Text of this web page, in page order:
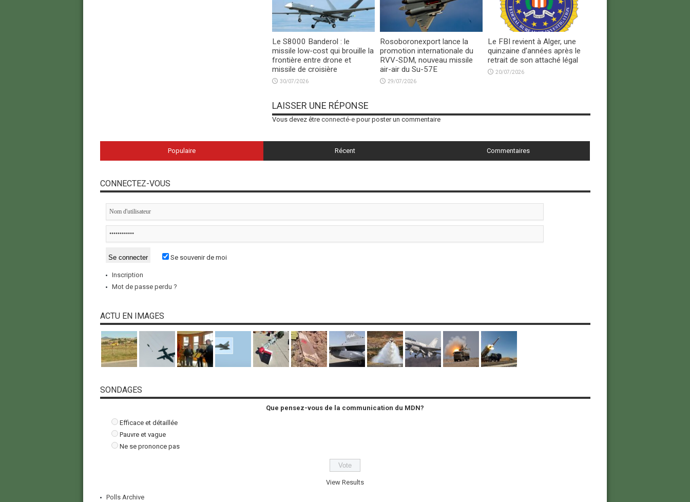
Le S8000 Banderol : le
missile low-cost qui brouille la
frontière entre drone et
missile de croisière
30/07/2026
Rosoboronexport lance la
promotion internationale du
RVV-SDM, nouveau missile
air-air du Su-57E
29/07/2026
Le FBI revient à Alger, une
quinzaine d’années après le
retrait de son attaché légal
20/07/2026
LAISSER UNE RÉPONSE
Vous devez être connecté-epour poster un commentaire
Populaire Récent Commentaires
CONNECTEZ-VOUS
Se souvenir de moi
Inscription
Mot de passe perdu ?
ACTU EN IMAGES
SONDAGES
Que pensez-vous de la communication du MDN?
Efficace et détaillée
Pauvre et vague
Ne se prononce pas
View Results
Polls Archive